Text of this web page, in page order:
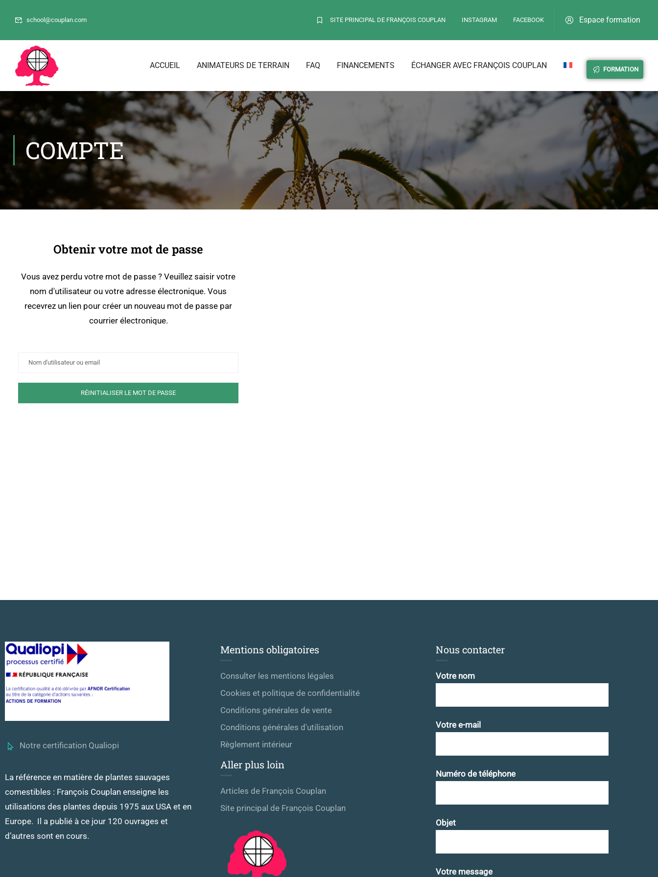
school@couplan.com SITE PRINCIPAL DE FRANÇOIS COUPLAN INSTAGRAM FACEBOOK Espace formation
ACCUEIL ANIMATEURS DE TERRAIN FAQ FINANCEMENTS ÉCHANGER AVEC FRANÇOIS COUPLAN FORMATION
COMPTE
Obtenir votre mot de passe
Vous avez perdu votre mot de passe ? Veuillez saisir votre
nom d'utilisateur ou votre adresse électronique. Vous
recevrez un lien pour créer un nouveau mot de passe par
courrier électronique.
Notre certification Qualiopi
La référence en matière de plantes sauvages
comestibles : François Couplan enseigne les
utilisations des plantes depuis 1975 aux USA et en
Europe. Il a publié à ce jour 120 ouvrages et
d’autres sont en cours.
Mentions obligatoires
Consulter les mentions légales
Cookies et politique de confidentialité
Conditions générales de vente
Conditions générales d'utilisation
Règlement intérieur
Aller plus loin
Articles de François Couplan
Site principal de François Couplan
Nous contacter
Votre nom
Votre e-mail
Numéro de téléphone
Objet
Votre message